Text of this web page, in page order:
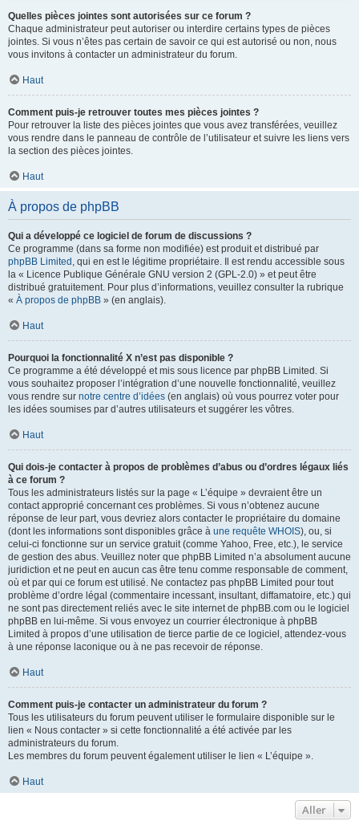
Quelles pièces jointes sont autorisées sur ce forum ?
Chaque administrateur peut autoriser ou interdire certains types de pièces
jointes. Si vous n’êtes pas certain de savoir ce qui est autorisé ou non, nous
vous invitons à contacter un administrateur du forum.
Haut
Comment puis-je retrouver toutes mes pièces jointes ?
Pour retrouver la liste des pièces jointes que vous avez transférées, veuillez
vous rendre dans le panneau de contrôle de l’utilisateur et suivre les liens vers
la section des pièces jointes.
Haut
À propos de phpBB
Qui a développé ce logiciel de forum de discussions ?
Ce programme (dans sa forme non modifiée) est produit et distribué par
phpBB Limited , qui en est le légitime propriétaire. Il est rendu accessible sous
la « Licence Publique Générale GNU version 2 (GPL-2.0) » et peut être
distribué gratuitement. Pour plus d’informations, veuillez consulter la rubrique
« À propos de phpBB » (en anglais).
Haut
Pourquoi la fonctionnalité X n’est pas disponible ?
Ce programme a été développé et mis sous licence par phpBB Limited. Si
vous souhaitez proposer l’intégration d’une nouvelle fonctionnalité, veuillez
vous rendre sur notre centre d’idées (en anglais) où vous pourrez voter pour
les idées soumises par d’autres utilisateurs et suggérer les vôtres.
Haut
Qui dois-je contacter à propos de problèmes d’abus ou d’ordres légaux liés
à ce forum ?
Tous les administrateurs listés sur la page « L’équipe » devraient être un
contact approprié concernant ces problèmes. Si vous n’obtenez aucune
réponse de leur part, vous devriez alors contacter le propriétaire du domaine
(dont les informations sont disponibles grâce à une requête WHOIS), ou, si
celui-ci fonctionne sur un service gratuit (comme Yahoo, Free, etc.), le service
de gestion des abus. Veuillez noter que phpBB Limited n’a absolument aucune
juridiction et ne peut en aucun cas être tenu comme responsable de comment,
où et par qui ce forum est utilisé. Ne contactez pas phpBB Limited pour tout
problème d’ordre légal (commentaire incessant, insultant, diffamatoire, etc.) qui
ne sont pas directement reliés avec le site internet de phpBB.com ou le logiciel
phpBB en lui-même. Si vous envoyez un courrier électronique à phpBB
Limited à propos d’une utilisation de tierce partie de ce logiciel, attendez-vous
à une réponse laconique ou à ne pas recevoir de réponse.
Haut
Comment puis-je contacter un administrateur du forum ?
Tous les utilisateurs du forum peuvent utiliser le formulaire disponible sur le
lien « Nous contacter » si cette fonctionnalité a été activée par les
administrateurs du forum.
Les membres du forum peuvent également utiliser le lien « L’équipe ».
Haut
Aller